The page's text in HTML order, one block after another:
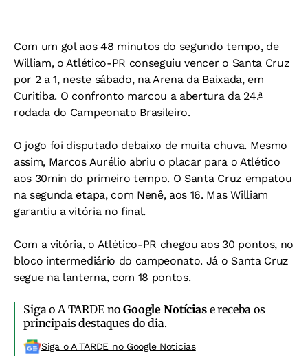
Com um gol aos 48 minutos do segundo tempo, de
William, o Atlético-PR conseguiu vencer o Santa Cruz
por 2 a 1, neste sábado, na Arena da Baixada, em
Curitiba. O confronto marcou a abertura da 24.ª
rodada do Campeonato Brasileiro.
O jogo foi disputado debaixo de muita chuva. Mesmo
assim, Marcos Aurélio abriu o placar para o Atlético
aos 30min do primeiro tempo. O Santa Cruz empatou
na segunda etapa, com Nenê, aos 16. Mas William
garantiu a vitória no final.
Com a vitória, o Atlético-PR chegou aos 30 pontos, no
bloco intermediário do campeonato. Já o Santa Cruz
segue na lanterna, com 18 pontos.
Siga o A TARDE noGoogle Notíciase receba os
principais destaques do dia.
Siga o A TARDE no Google Noticias